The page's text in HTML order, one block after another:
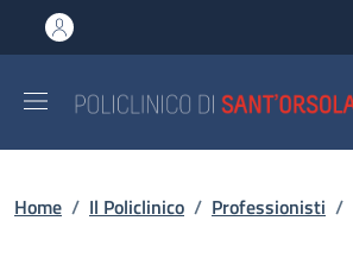
al contenuto principale
to footer content
Briciole di pane
Home / Il Policlinico / Professionisti /